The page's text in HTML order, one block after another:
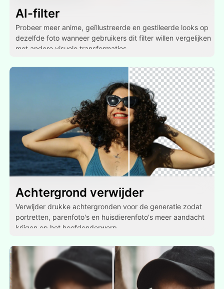
AI-filter
Probeer meer anime, geïllustreerde en gestileerde looks op
dezelfde foto wanneer gebruikers dit filter willen vergelijken
met andere visuele transformaties.
Achtergrond verwijder
Verwijder drukke achtergronden voor de generatie zodat
portretten, parenfoto's en huisdierenfoto's meer aandacht
krijgen op het hoofdonderwerp.